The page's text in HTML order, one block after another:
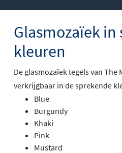
Glasmozaïek
kleuren
De glasmozaïek tegels van The
verkrijgbaar in de sprekende
Blue
Burgundy
Khaki
Pink
Mustard